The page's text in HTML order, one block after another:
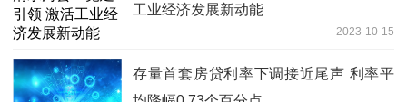
工业经济发展新动能
2023-10-15
存量首套房贷利率下调接近尾声 利率平